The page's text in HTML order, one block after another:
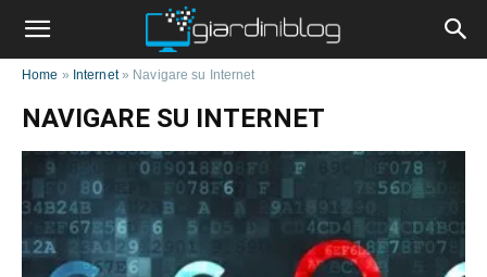
Home » Internet» Navigare su Internet
NAVIGARE SU INTERNET